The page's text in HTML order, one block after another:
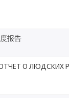
报告
О ЛЮДСКИХ